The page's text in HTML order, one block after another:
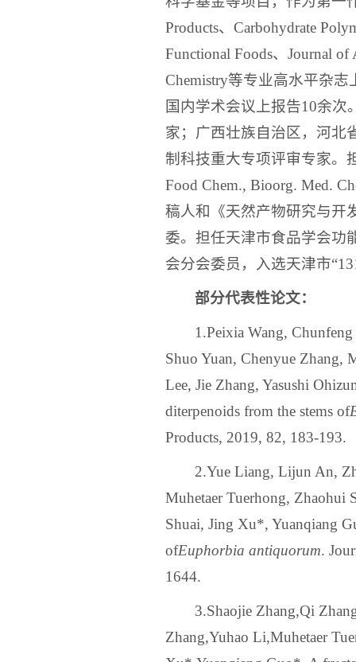
Products、Carbohydrate
Functional Foods、Journal
Chemistry等专业高水平杂
国内学术会议上报告10余
家；广西壮族自治区，河北
制科技重大专项评审专家。
Food Chem., Bioorg. Med.
稿人和《天然产物研究与开
委。担任天津市食品学会功
会分会委员，入选天津市
部分代表性论文：
1.Peixia Wang,
Shuo Yuan, Chenyue Zhang,
Lee, Jie Zhang, Yasushi
diterpenoids from the stems of
Products, 2019, 82, 183-193.
2.Yue Liang, Lijun An,
Muhetaer Tuerhong, Zhaohui
Shuai, Jing Xu*, Yuanqiang
ofEuphorbia antiquorum.
1644.
3.Shaojie Zhang,Qi
Zhang,Yuhao Li,Muhetaer